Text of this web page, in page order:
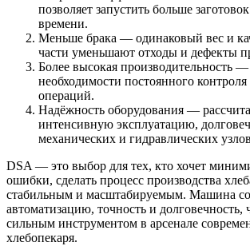
позволяет запустить больше
времени.
Меньше брака — одинаковый вес и
части уменьшают отходы и дефекты
Более высокая производительность —
необходимости постоянного
операций.
Надёжность оборудования —
интенсивную эксплуатацию,
механических и гидравлических
DSA — это выбор для тех, кто хочет
ошибки, сделать процесс производства
стабильным и масштабируемым. Машина
автоматизацию, точность и долговечность,
сильным инструментом в арсенале
хлебопекаря.